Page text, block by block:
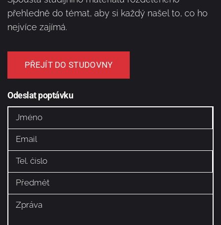
přehledně do témat, aby si každý našel to, co ho
nejvíce zajímá.
PŘEJÍT DO STUDOVNY
Odeslat poptávku